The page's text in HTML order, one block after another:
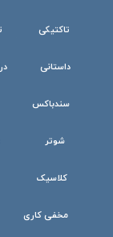
تاکتیکی
داستانی
سندباکس
شوتر
کلاسیک
مخفی کاری